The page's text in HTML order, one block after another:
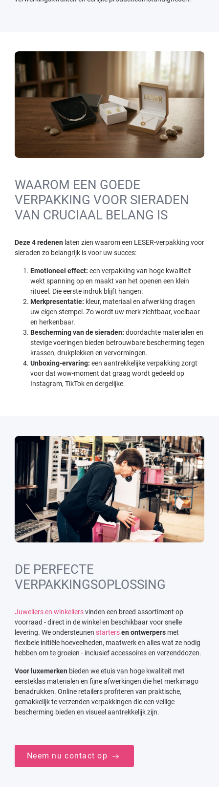
WAAROM EEN GOEDE
VERPAKKING VOOR SIERADEN
VAN CRUCIAAL BELANG IS
Deze 4 redenen laten zien waarom een LESER-verpakking voor
sieraden zo belangrijk is voor uw succes:
Emotioneel effect: een verpakking van hoge kwaliteit
wekt spanning op en maakt van het openen een klein
ritueel. Die eerste indruk blijft hangen.
Merkpresentatie: kleur, materiaal en afwerking dragen
uw eigen stempel. Zo wordt uw merk zichtbaar, voelbaar
en herkenbaar.
Bescherming van de sieraden: doordachte materialen en
stevige voeringen bieden betrouwbare bescherming tegen
krassen, drukplekken en vervormingen.
Unboxing-ervaring: een aantrekkelijke verpakking zorgt
voor dat wow-moment dat graag wordt gedeeld op
Instagram, TikTok en dergelijke.
DE PERFECTE
VERPAKKINGSOPLOSSING
Juweliers en winkeliersvinden een breed assortiment op
voorraad - direct in de winkel en beschikbaar voor snelle
levering. We ondersteunen startersen ontwerpers met
flexibele initiële hoeveelheden, maatwerk en alles wat ze nodig
hebben om te groeien - inclusief accessoires en verzenddozen.
Voor luxemerken bieden we etuis van hoge kwaliteit met
eersteklas materialen en fijne afwerkingen die het merkimago
benadrukken. Online retailers profiteren van praktische,
gemakkelijk te verzenden verpakkingen die een veilige
bescherming bieden en visueel aantrekkelijk zijn.
Neem nu contact op